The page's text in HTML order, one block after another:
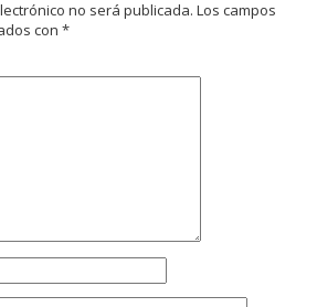
no será publicada. Los campos
con *